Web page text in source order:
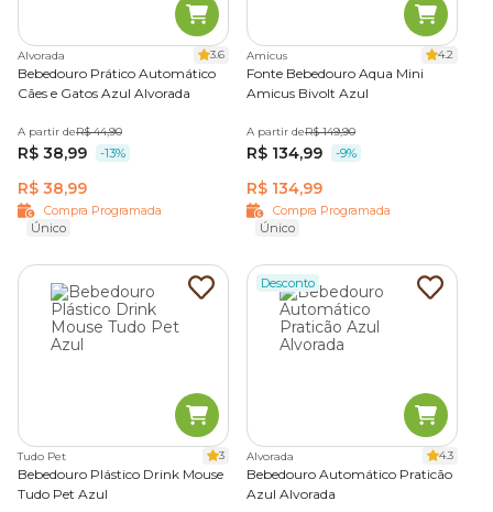
Alvorada 3.6
Bebedouro Prático Automático
Cães e Gatos Azul Alvorada
A partir deR$ 44,90
R$ 38,99 -13%
R$ 38,99
Compra Programada
Único
Amicus 4.2
Fonte Bebedouro Aqua Mini
Amicus Bivolt Azul
A partir deR$ 149,90
R$ 134,99 -9%
R$ 134,99
Compra Programada
Único
Tudo Pet 3
Bebedouro Plástico Drink Mouse
Tudo Pet Azul
Desconto
Alvorada 4.3
Bebedouro Automático Praticão
Azul Alvorada